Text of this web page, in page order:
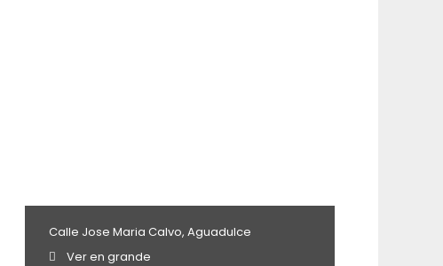
Calle Jose Maria Calvo, Aguadulce
Ver en grande